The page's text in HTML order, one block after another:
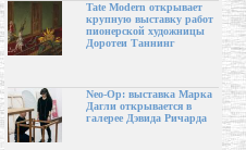
Tate Modern открывает
крупную выставку работ
пионерской художницы
Доротеи Таннинг
Neo-Op: выставка Марка
Дагли открывается в
галерее Дэвида Ричарда